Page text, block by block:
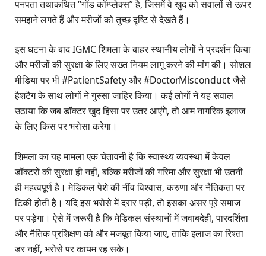
पनपता तथाकथित “गॉड कॉम्प्लेक्स” है, जिसमें वे खुद को सवालों से ऊपर
समझने लगते हैं और मरीजों को तुच्छ दृष्टि से देखते हैं।
इस घटना के बाद IGMC शिमला के बाहर स्थानीय लोगों ने प्रदर्शन किया
और मरीजों की सुरक्षा के लिए सख्त नियम लागू करने की मांग की। सोशल
मीडिया पर भी #PatientSafety और #DoctorMisconduct जैसे
हैशटैग के साथ लोगों ने गुस्सा जाहिर किया। कई लोगों ने यह सवाल
उठाया कि जब डॉक्टर खुद हिंसा पर उतर आएंगे, तो आम नागरिक इलाज
के लिए किस पर भरोसा करेगा।
शिमला का यह मामला एक चेतावनी है कि स्वास्थ्य व्यवस्था में केवल
डॉक्टरों की सुरक्षा ही नहीं, बल्कि मरीजों की गरिमा और सुरक्षा भी उतनी
ही महत्वपूर्ण है। मेडिकल पेशे की नींव विश्वास, करुणा और नैतिकता पर
टिकी होती है। यदि इस भरोसे में दरार पड़ी, तो इसका असर पूरे समाज
पर पड़ेगा। ऐसे में जरूरी है कि मेडिकल संस्थानों में जवाबदेही, पारदर्शिता
और नैतिक प्रशिक्षण को और मजबूत किया जाए, ताकि इलाज का रिश्ता
डर नहीं, भरोसे पर कायम रह सके।